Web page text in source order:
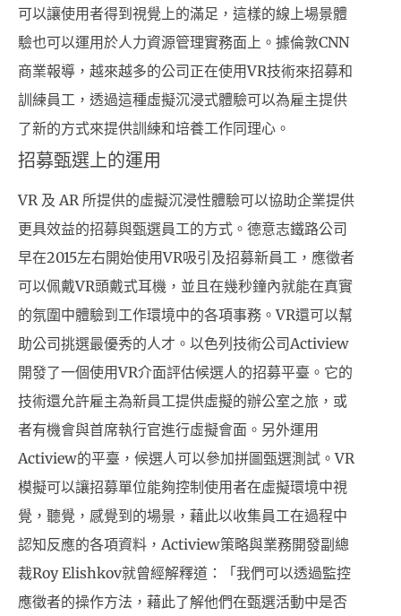
可以讓使用者得到視覺上的滿足，這樣的線上場景體
驗也可以運用於人力資源管理實務面上。據倫敦CNN
商業報導，越來越多的公司正在使用VR技術來招募和
訓練員工，透過這種虛擬沉浸式體驗可以為雇主提供
了新的方式來提供訓練和培養工作同理心。
招募甄選上的運用
VR 及 AR 所提供的虛擬沉浸性體驗可以協助企業提供
更具效益的招募與甄選員工的方式。德意志鐵路公司
早在2015左右開始使用VR吸引及招募新員工，應徵者
可以佩戴VR頭戴式耳機，並且在幾秒鐘內就能在真實
的氛圍中體驗到工作環境中的各項事務。VR還可以幫
助公司挑選最優秀的人才。以色列技術公司Actiview
開發了一個使用VR介面評估候選人的招募平臺。它的
技術還允許雇主為新員工提供虛擬的辦公室之旅，或
者有機會與首席執行官進行虛擬會面。另外運用
Actiview的平臺，候選人可以參加拼圖甄選測試。VR
模擬可以讓招募單位能夠控制使用者在虛擬環境中視
覺，聽覺，感覺到的場景，藉此以收集員工在過程中
認知反應的各項資料，Actiview策略與業務開發副總
裁Roy Elishkov就曾經解釋道：「我們可以透過監控
應徵者的操作方法，藉此了解他們在甄選活動中是否